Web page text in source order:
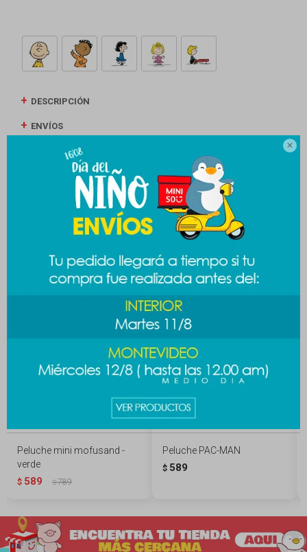

DESCRIPCIÓN
ENVÍOS
CAMBIOS Y DEVOLUCIONES
MEDIOS DE PAGO
Productos que te pueden interesar
Peluche mini mofusand -
verde
$ 589 $789
Peluche PAC-MAN
$ 589